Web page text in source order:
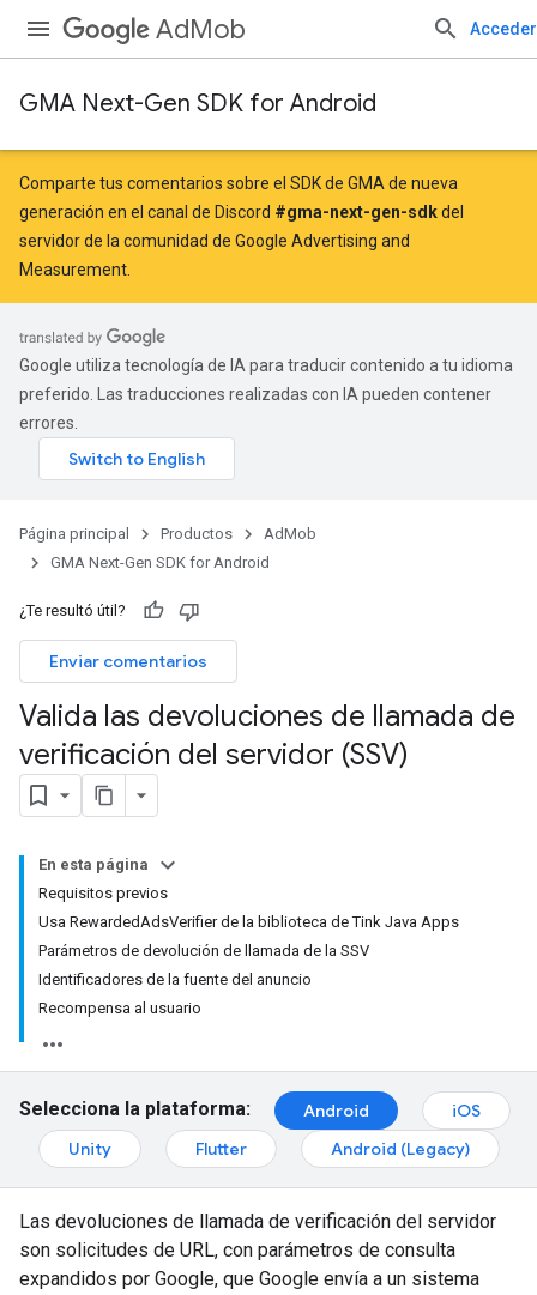
AdMob Acceder
GMA Next-Gen SDK for Android
Comparte tus comentarios sobre el SDK de GMA de nueva
generación en el canal de Discord #gma-next-gen-sdkdel
servidor de la comunidad de Google Advertising and
Measurement.
Google utiliza tecnología de IA para traducir contenido a tu idioma
preferido. Las traducciones realizadas con IA pueden contener
errores.
Página principal Productos
AdMob
GMA Next-Gen SDK for Android
¿Te resultó útil?
Enviar comentarios
Valida las devoluciones de llamada de
verificación del servidor (SSV)
En esta página
Requisitos previos
Usa RewardedAdsVerifier de la biblioteca de Tink Java Apps
Parámetros de devolución de llamada de la SSV
Identificadores de la fuente del anuncio
Recompensa al usuario
Selecciona la plataforma: Android
iOS
Unity
Flutter Android (Legacy)
Las devoluciones de llamada de verificación del servidor
son solicitudes de URL, con parámetros de consulta
expandidos por Google, que Google envía a un sistema